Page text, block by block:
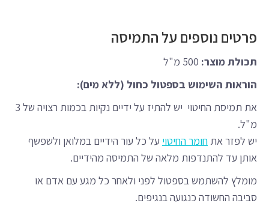
פרטים נוספים על התמיסה
תכולת מוצר:
הוראות השימוש בספטול כחול (ללא מים):
את תמיסת החיטוי יש להתיז על ידיים נקיות בכמות רצויה של 3
מ"ל.
יש לפזר את חומר החיטוי על כל עור הידיים במלואן ולשפשף
אותן עד להתנדפות מלאה של התמיסה מהידיים.
מומלץ להשתמש בספטול לפני ולאחר כל מגע עם אדם או
סביבה החשודה כנגועה בנגיפים.